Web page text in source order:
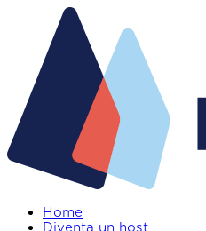
Home
Diventa un host